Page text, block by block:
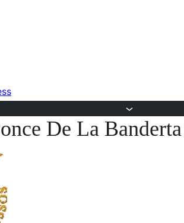
De La Banderta